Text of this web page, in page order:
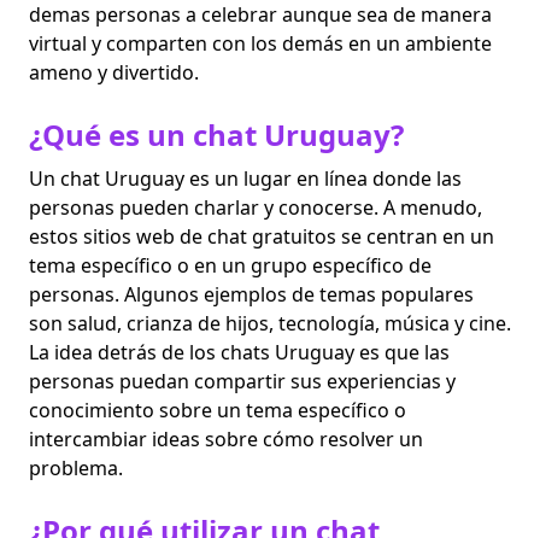
demas personas a celebrar aunque sea de manera
virtual y comparten con los demás en un ambiente
ameno y divertido.
¿Qué es un chat Uruguay?
Un chat Uruguay es un lugar en línea donde las
personas pueden charlar y conocerse. A menudo,
estos sitios web de chat gratuitos se centran en un
tema específico o en un grupo específico de
personas. Algunos ejemplos de temas populares
son salud, crianza de hijos, tecnología, música y cine.
La idea detrás de los chats Uruguay es que las
personas puedan compartir sus experiencias y
conocimiento sobre un tema específico o
intercambiar ideas sobre cómo resolver un
problema.